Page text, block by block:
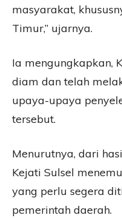
masyarakat,
Timur,” ujarnya.
Ia mengungkapkan,
diam dan telah
upaya-upaya
tersebut.
Menurutnya, dari
Kejati Sulsel
yang perlu segera
pemerintah daerah.